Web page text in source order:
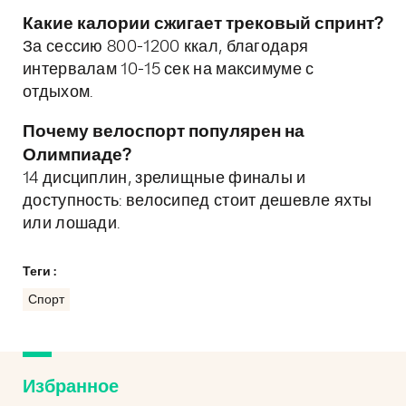
Какие калории сжигает трековый спринт?
За сессию 800-1200 ккал, благодаря
интервалам 10-15 сек на максимуме с
отдыхом.
Почему велоспорт популярен на
Олимпиаде?
14 дисциплин, зрелищные финалы и
доступность: велосипед стоит дешевле яхты
или лошади.
Теги :
Спорт
Избранное